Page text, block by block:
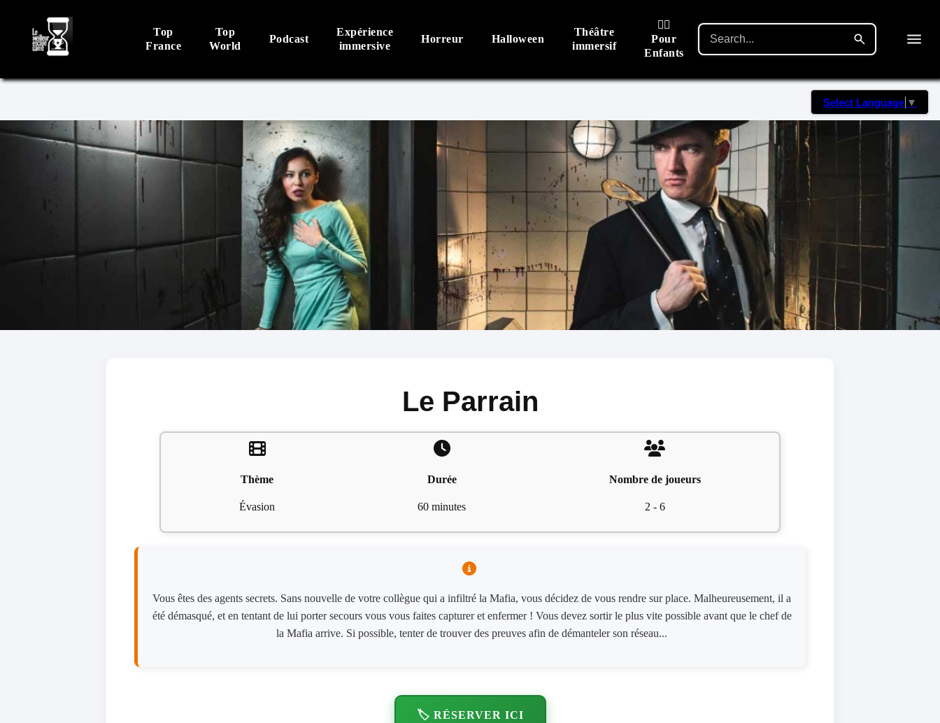
Top
France
Top
World
Podcast
Expérience
immersive
Horreur Halloween
Théâtre
immersif
🙋‍♂️
Pour
Enfants
Select Language ▼
Le Parrain
Thème
Évasion
Durée
60 minutes
Nombre de joueurs
2 - 6
Vous êtes des agents secrets. Sans nouvelle de votre collègue qui a infiltré la Mafia, vous décidez de vous rendre sur place. Malheureusement, il a
été démasqué, et en tentant de lui porter secours vous vous faites capturer et enfermer ! Vous devez sortir le plus vite possible avant que le chef de
la Mafia arrive. Si possible, tenter de trouver des preuves afin de démanteler son réseau...
🏷️ RÉSERVER ICI